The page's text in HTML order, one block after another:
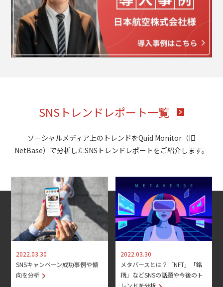
SNSトレンドレポート一覧
ソーシャルメディア上のトレンドをQuid Monitor（旧
NetBase）で分析したSNSトレンドレポートをご紹介します。
2022.03.30
SNSキャンペーン成功事例や傾
向を分析
2022.03.30
メタバースとは？「NFT」「銘
柄」などSNSの話題や今後のト